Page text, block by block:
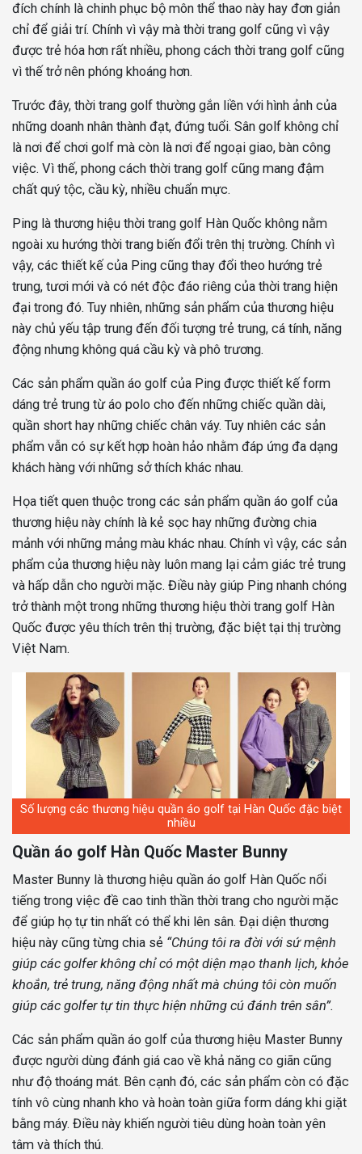
đích chính là chinh phục bộ môn thể thao này hay đơn giản
chỉ để giải trí. Chính vì vậy mà thời trang golf cũng vì vậy
được trẻ hóa hơn rất nhiều, phong cách thời trang golf cũng
vì thế trở nên phóng khoáng hơn.
Trước đây, thời trang golf thường gắn liền với hình ảnh của
những doanh nhân thành đạt, đứng tuổi. Sân golf không chỉ
là nơi để chơi golf mà còn là nơi để ngoại giao, bàn công
việc. Vì thế, phong cách thời trang golf cũng mang đậm
chất quý tộc, cầu kỳ, nhiều chuẩn mực.
Ping là thương hiệu thời trang golf Hàn Quốc không nằm
ngoài xu hướng thời trang biến đổi trên thị trường. Chính vì
vậy, các thiết kế của Ping cũng thay đổi theo hướng trẻ
trung, tươi mới và có nét độc đáo riêng của thời trang hiện
đại trong đó. Tuy nhiên, những sản phẩm của thương hiệu
này chủ yếu tập trung đến đối tượng trẻ trung, cá tính, năng
động nhưng không quá cầu kỳ và phô trương.
Các sản phẩm quần áo golf của Ping được thiết kế form
dáng trẻ trung từ áo polo cho đến những chiếc quần dài,
quần short hay những chiếc chân váy. Tuy nhiên các sản
phẩm vẫn có sự kết hợp hoàn hảo nhằm đáp ứng đa dạng
khách hàng với những sở thích khác nhau.
Họa tiết quen thuộc trong các sản phẩm quần áo golf của
thương hiệu này chính là kẻ sọc hay những đường chia
mảnh với những mảng màu khác nhau. Chính vì vậy, các sản
phẩm của thương hiệu này luôn mang lại cảm giác trẻ trung
và hấp dẫn cho người mặc. Điều này giúp Ping nhanh chóng
trở thành một trong những thương hiệu thời trang golf Hàn
Quốc được yêu thích trên thị trường, đặc biệt tại thị trường
Việt Nam.
Số lượng các thương hiệu quần áo golf tại Hàn Quốc đặc biệt
nhiều
Quần áo golf Hàn Quốc Master Bunny
Master Bunny là thương hiệu quần áo golf Hàn Quốc nổi
tiếng trong việc đề cao tinh thần thời trang cho người mặc
để giúp họ tự tin nhất có thể khi lên sân. Đại diện thương
hiệu này cũng từng chia sẻ “Chúng tôi ra đời với sứ mệnh
giúp các golfer không chỉ có một diện mạo thanh lịch, khỏe
khoắn, trẻ trung, năng động nhất mà chúng tôi còn muốn
giúp các golfer tự tin thực hiện những cú đánh trên sân”.
Các sản phẩm quần áo golf của thương hiệu Master Bunny
được người dùng đánh giá cao về khả năng co giãn cũng
như độ thoáng mát. Bên cạnh đó, các sản phẩm còn có đặc
tính vô cùng nhanh kho và hoàn toàn giữa form dáng khi giặt
bằng máy. Điều này khiến người tiêu dùng hoàn toàn yên
tâm và thích thú.